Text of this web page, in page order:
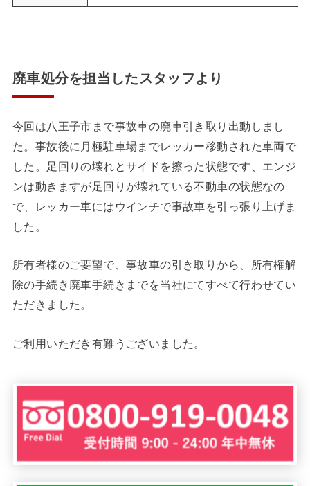
廃車処分を担当したスタッフより
今回は八王子市まで事故車の廃車引き取り出動しまし
た。事故後に月極駐車場までレッカー移動された車両で
した。足回りの壊れとサイドを擦った状態です、エンジ
ンは動きますが足回りが壊れている不動車の状態なの
で、レッカー車にはウインチで事故車を引っ張り上げま
した。
所有者様のご要望で、事故車の引き取りから、所有権解
除の手続き廃車手続きまでを当社にてすべて行わせてい
ただきました。
ご利用いただき有難うございました。